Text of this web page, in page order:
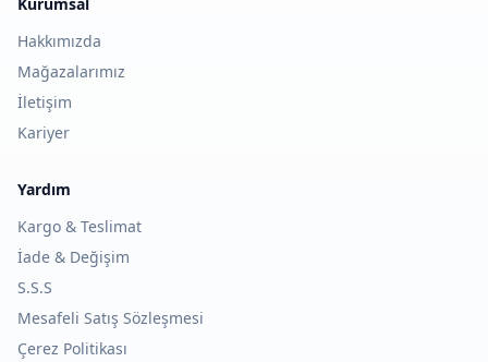
Kurumsal
Hakkımızda
Mağazalarımız
İletişim
Kariyer
Yardım
Kargo & Teslimat
İade & Değişim
S.S.S
Mesafeli Satış Sözleşmesi
Çerez Politikası